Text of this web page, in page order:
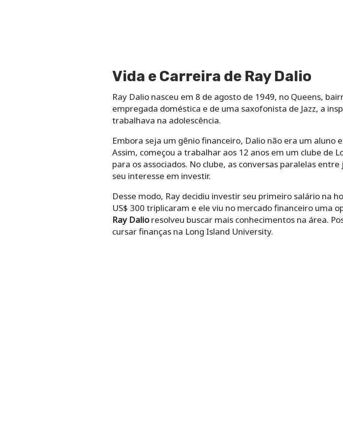
Vida e Carreira de Ray Dalio
Ray Dalio nasceu em 8 de agosto de 1949, no Queens,
empregada doméstica e de uma saxofonista de Jazz, a
trabalhava na adolescência.
Embora seja um gênio financeiro, Dalio não era um
Assim, começou a trabalhar aos 12 anos em um clube de
para os associados. No clube, as conversas paralelas
seu interesse em investir.
Desse modo, Ray decidiu investir seu primeiro salário na
US$ 300 triplicaram e ele viu no mercado financeiro uma
Ray Dalioresolveu buscar mais conhecimentos na área.
cursar finanças na Long Island University.